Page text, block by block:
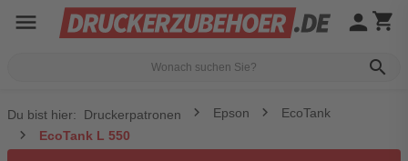
menu
search
person shopping_cart
Du bist hier: Druckerpatronen Epson
EcoTank
EcoTank L 550